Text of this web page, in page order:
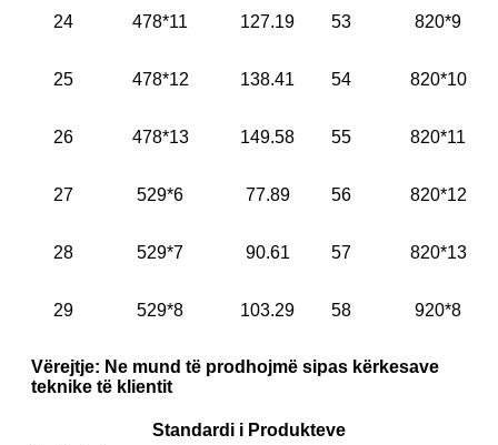
24 478*11 127.19 53 820*9
25 478*12 138.41 54 820*10
26 478*13 149.58 55 820*11
27 529*6 77.89 56 820*12
28 529*7 90.61 57 820*13
29 529*8 103.29 58 920*8
Vërejtje: Ne mund të prodhojmë sipas kërkesave
teknike të klientit
Standardi i Produkteve